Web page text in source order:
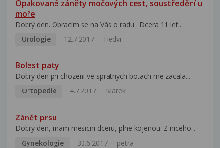
Opakované záněty močových cest, soustředění u
moře
Dobrý den. Obracím se na Vás o radu . Dcera 11 let...
Urologie
12.7.2017 Hedvi
Bolest paty
Dobry den pri chozeni ve spratnych botach me zacala...
Ortopedie
4.7.2017 Marek
Zánět prsu
Dobry den, mam mesicni dceru, plne kojenou. Z niceho...
Gynekologie
30.6.2017 petra